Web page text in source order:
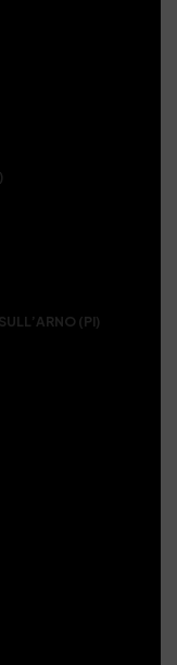
(PI)